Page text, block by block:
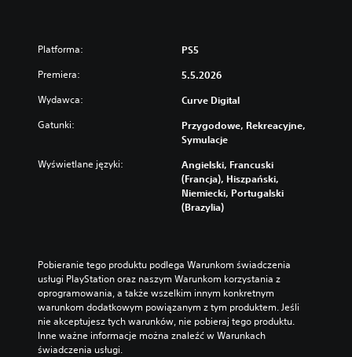
Platforma: PS5
Premiera: 5.5.2026
Wydawca: Curve Digital
Gatunki:
Przygodowe, Rekreacyjne,
Symulacje
Wyświetlane języki:
Angielski, Francuski
(Francja), Hiszpański,
Niemiecki, Portugalski
(Brazylia)
Pobieranie tego produktu podlega Warunkom świadczenia
usługi PlayStation oraz naszym Warunkom korzystania z
oprogramowania, a także wszelkim innym konkretnym
warunkom dodatkowym powiązanym z tym produktem. Jeśli
nie akceptujesz tych warunków, nie pobieraj tego produktu.
Inne ważne informacje można znaleźć w Warunkach
świadczenia usługi.